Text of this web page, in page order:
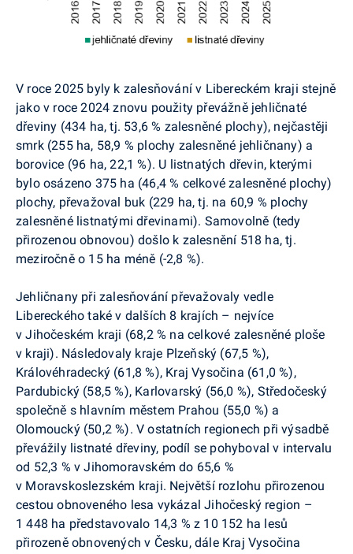
V roce 2025 byly k zalesňování v Libereckém kraji stejně
jako v roce 2024 znovu použity převážně jehličnaté
dřeviny (434 ha, tj. 53,6 % zalesněné plochy), nejčastěji
smrk (255 ha, 58,9 % plochy zalesněné jehličnany) a
borovice (96 ha, 22,1 %). U listnatých dřevin, kterými
bylo osázeno 375 ha (46,4 % celkové zalesněné plochy)
plochy, převažoval buk (229 ha, tj. na 60,9 % plochy
zalesněné listnatými dřevinami). Samovolně (tedy
přirozenou obnovou) došlo k zalesnění 518 ha, tj.
meziročně o 15 ha méně (-2,8 %).
Jehličnany při zalesňování převažovaly vedle
Libereckého také v dalších 8 krajích – nejvíce
v Jihočeském kraji (68,2 % na celkové zalesněné ploše
v kraji). Následovaly kraje Plzeňský (67,5 %),
Královéhradecký (61,8 %), Kraj Vysočina (61,0 %),
Pardubický (58,5 %), Karlovarský (56,0 %), Středočeský
společně s hlavním městem Prahou (55,0 %) a
Olomoucký (50,2 %). V ostatních regionech při výsadbě
převážily listnaté dřeviny, podíl se pohyboval v intervalu
od 52,3 % v Jihomoravském do 65,6 %
v Moravskoslezském kraji. Největší rozlohu přirozenou
cestou obnoveného lesa vykázal Jihočeský region –
1 448 ha představovalo 14,3 % z 10 152 ha lesů
přirozeně obnovených v Česku, dále Kraj Vysočina